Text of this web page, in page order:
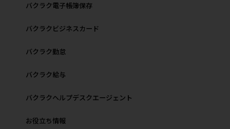
バクラク電子帳簿保存
バクラクビジネスカード
バクラク勤怠
バクラク給与
バクラクヘルプデスクエージェント
お役立ち情報